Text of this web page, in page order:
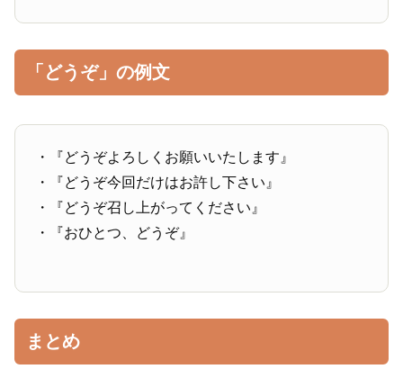
「どうぞ」の例文
・『どうぞよろしくお願いいたします』
・『どうぞ今回だけはお許し下さい』
・『どうぞ召し上がってください』
・『おひとつ、どうぞ』
まとめ